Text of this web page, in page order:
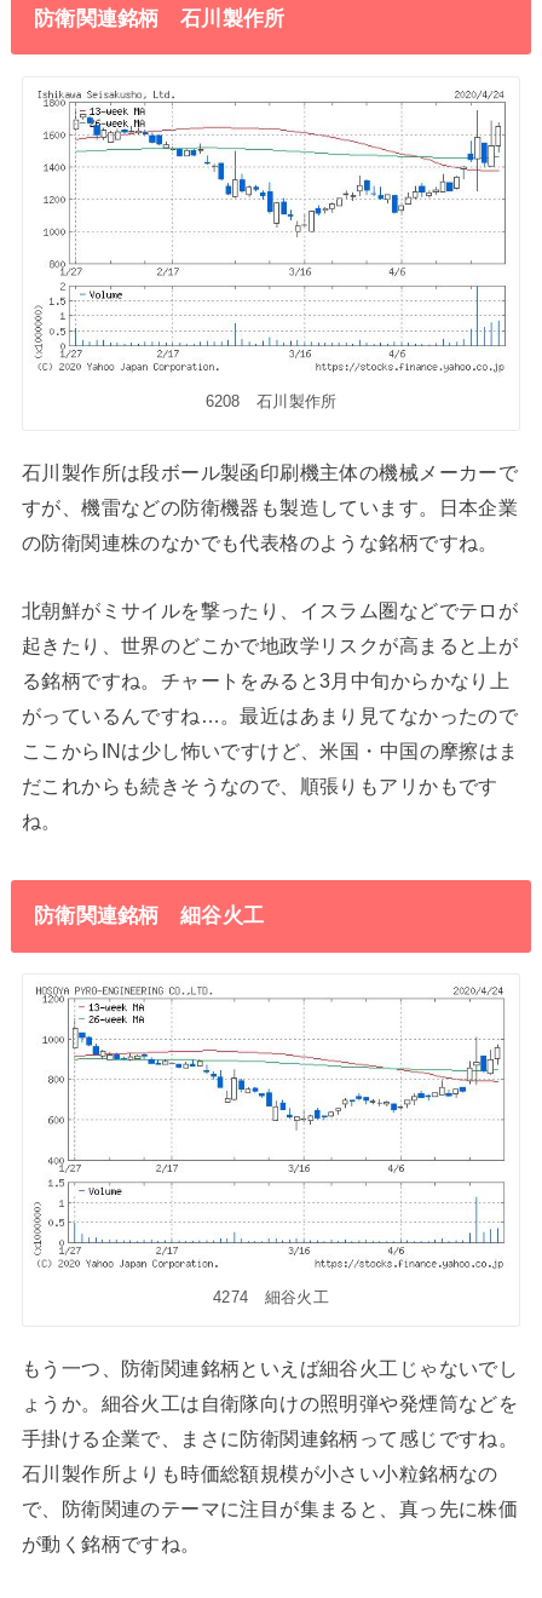
防衛関連銘柄 石川製作所
6208 石川製作所
石川製作所は段ボール製函印刷機主体の機械メーカーで
すが、機雷などの防衛機器も製造しています。日本企業
の防衛関連株のなかでも代表格のような銘柄ですね。
北朝鮮がミサイルを撃ったり、イスラム圏などでテロが
起きたり、世界のどこかで地政学リスクが高まると上が
る銘柄ですね。チャートをみると3月中旬からかなり上
がっているんですね…。最近はあまり見てなかったので
ここからINは少し怖いですけど、米国・中国の摩擦はま
だこれからも続きそうなので、順張りもアリかもです
ね。
防衛関連銘柄 細谷火工
4274 細谷火工
もう一つ、防衛関連銘柄といえば細谷火工じゃないでし
ょうか。細谷火工は自衛隊向けの照明弾や発煙筒などを
手掛ける企業で、まさに防衛関連銘柄って感じですね。
石川製作所よりも時価総額規模が小さい小粒銘柄なの
で、防衛関連のテーマに注目が集まると、真っ先に株価
が動く銘柄ですね。